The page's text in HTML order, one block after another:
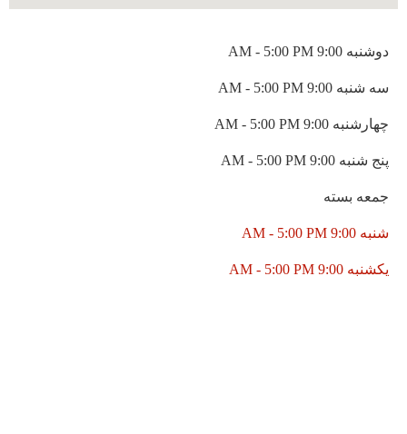
9:00 AM
-5:00 PM
9:00 AM
-5:00 PM
9:00 AM
-5:00 PM
9:00 AM
-5:00 PM
بسته
9:00 AM
-5:00 PM
9:00 AM
-5:00 PM